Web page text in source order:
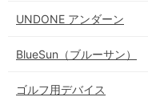
UNDONE アンダーン
BlueSun（ブルーサン）
ゴルフ用デバイス